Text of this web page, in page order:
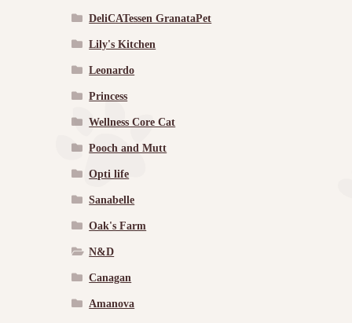
DeliCATessen GranataPet
Lily's Kitchen
Leonardo
Princess
Wellness Core Cat
Pooch and Mutt
Opti life
Sanabelle
Oak's Farm
N&D
Canagan
Amanova